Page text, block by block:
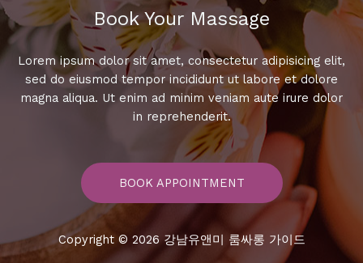
Book Your Massage​
Lorem ipsum dolor sit amet, consectetur adipisicing elit,
sed do eiusmod tempor incididunt ut labore et dolore
magna aliqua. Ut enim ad minim veniam aute irure dolor
in reprehenderit.
BOOK APPOINTMENT
Copyright © 2026 강남유앤미 룸싸롱 가이드